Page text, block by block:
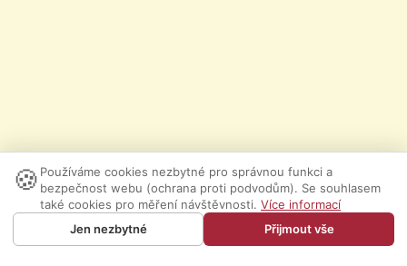
🍪 Používáme cookies nezbytné pro správnou funkci a
bezpečnost webu (ochrana proti podvodům). Se souhlasem
také cookies pro měření návštěvnosti. Více informací
Jen nezbytné
Přijmout vše